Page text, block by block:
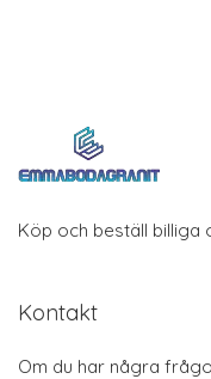
Köp och beställ billiga
Kontakt
Om du har några